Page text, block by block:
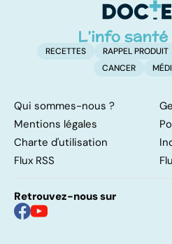
RECETTES RAPPEL PRODUIT
CANCER
Qui sommes-nous ?
Mentions légales
Charte d'utilisation
Flux RSS
Retrouvez-nous sur